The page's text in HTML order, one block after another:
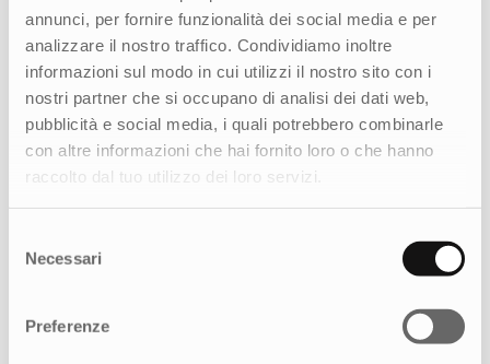
annunci, per fornire funzionalità dei social media e per
analizzare il nostro traffico. Condividiamo inoltre
informazioni sul modo in cui utilizzi il nostro sito con i
nostri partner che si occupano di analisi dei dati web,
pubblicità e social media, i quali potrebbero combinarle
con altre informazioni che hai fornito loro o che hanno
raccolto dal tuo utilizzo dei loro servizi.
delNecessari
Preferenze
digitale per un’esperienza di credito
più semplice e sicura